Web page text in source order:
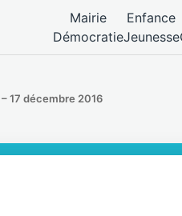
Mairie
Démocratie
Enfance
Jeunesse
17 décembre 2016